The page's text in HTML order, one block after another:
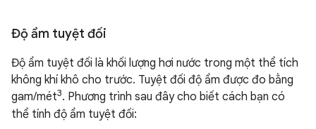
Độ ẩm tuyệt đối
Độ ẩm tuyệt đối là khối lượng hơi nước trong một thể tích
không khí khô cho trước. Tuyệt đối độ ẩm được đo bằng
gam/mét3. Phương trình sau đây cho biết cách bạn có
thể tính độ ẩm tuyệt đối: